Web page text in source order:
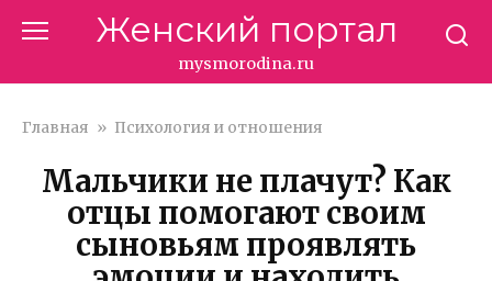
Женский портал
mysmorodina.ru
Главная » Психология и отношения
Мальчики не плачут? Как
отцы помогают своим
сыновьям проявлять